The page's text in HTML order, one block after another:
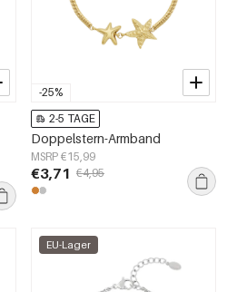
-25%
2-5 TAGE
Doppelstern-Armband
MSRP €15,99
€3,71 €4,95
EU-Lager